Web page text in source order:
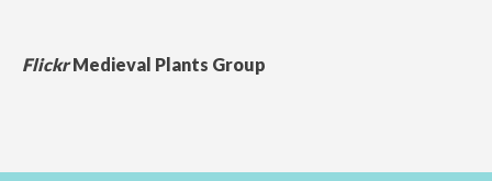
FlickrMedieval Plants Group